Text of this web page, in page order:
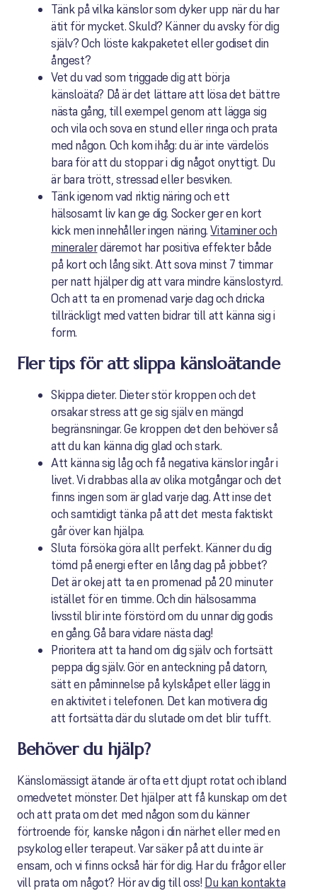
Tänk på vilka känslor som dyker upp när du har
ätit för mycket. Skuld? Känner du avsky för dig
själv? Och löste kakpaketet eller godiset din
ångest?
Vet du vad som triggade dig att börja
känsloäta? Då är det lättare att lösa det bättre
nästa gång, till exempel genom att lägga sig
och vila och sova en stund eller ringa och prata
med någon. Och kom ihåg: du är inte värdelös
bara för att du stoppar i dig något onyttigt. Du
är bara trött, stressad eller besviken.
Tänk igenom vad riktig näring och ett
hälsosamt liv kan ge dig. Socker ger en kort
kick men innehåller ingen näring.Vitaminer och
mineralerdäremot har positiva effekter både
på kort och lång sikt. Att sova minst 7 timmar
per natt hjälper dig att vara mindre känslostyrd.
Och att ta en promenad varje dag och dricka
tillräckligt med vatten bidrar till att känna sig i
form.
Fler tips för att slippa känsloätande
Skippa dieter. Dieter stör kroppen och det
orsakar stress att ge sig själv en mängd
begränsningar. Ge kroppen det den behöver så
att du kan känna dig glad och stark.
Att känna sig låg och få negativa känslor ingår i
livet. Vi drabbas alla av olika motgångar och det
finns ingen som är glad varje dag. Att inse det
och samtidigt tänka på att det mesta faktiskt
går över kan hjälpa.
Sluta försöka göra allt perfekt. Känner du dig
tömd på energi efter en lång dag på jobbet?
Det är okej att ta en promenad på 20 minuter
istället för en timme. Och din hälsosamma
livsstil blir inte förstörd om du unnar dig godis
en gång. Gå bara vidare nästa dag!
Prioritera att ta hand om dig själv och fortsätt
peppa dig själv. Gör en anteckning på datorn,
sätt en påminnelse på kylskåpet eller lägg in
en aktivitet i telefonen. Det kan motivera dig
att fortsätta där du slutade om det blir tufft.
Behöver du hjälp?
Känslomässigt ätande är ofta ett djupt rotat och ibland
omedvetet mönster. Det hjälper att få kunskap om det
och att prata om det med någon som du känner
förtroende för, kanske någon i din närhet eller med en
psykolog eller terapeut. Var säker på att du inte är
ensam, och vi finns också här för dig. Har du frågor eller
vill prata om något? Hör av dig till oss! Du kan kontakta